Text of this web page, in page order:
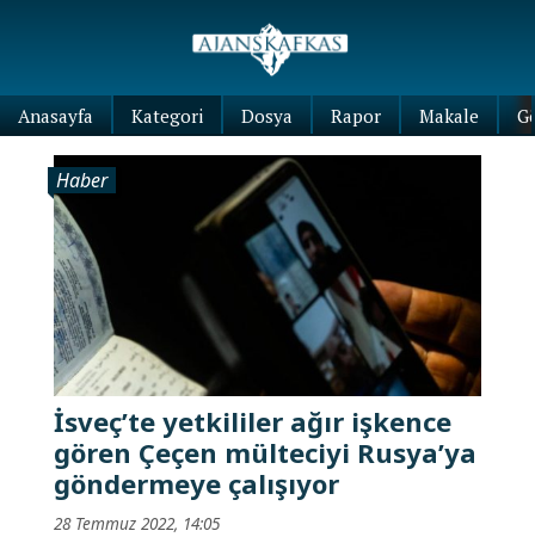
Anasayfa Kategori Dosya Rapor Makale
Haber
İsveç’te yetkililer ağır işkence
gören Çeçen mülteciyi Rusya’ya
göndermeye çalışıyor
28 Temmuz 2022, 14:05